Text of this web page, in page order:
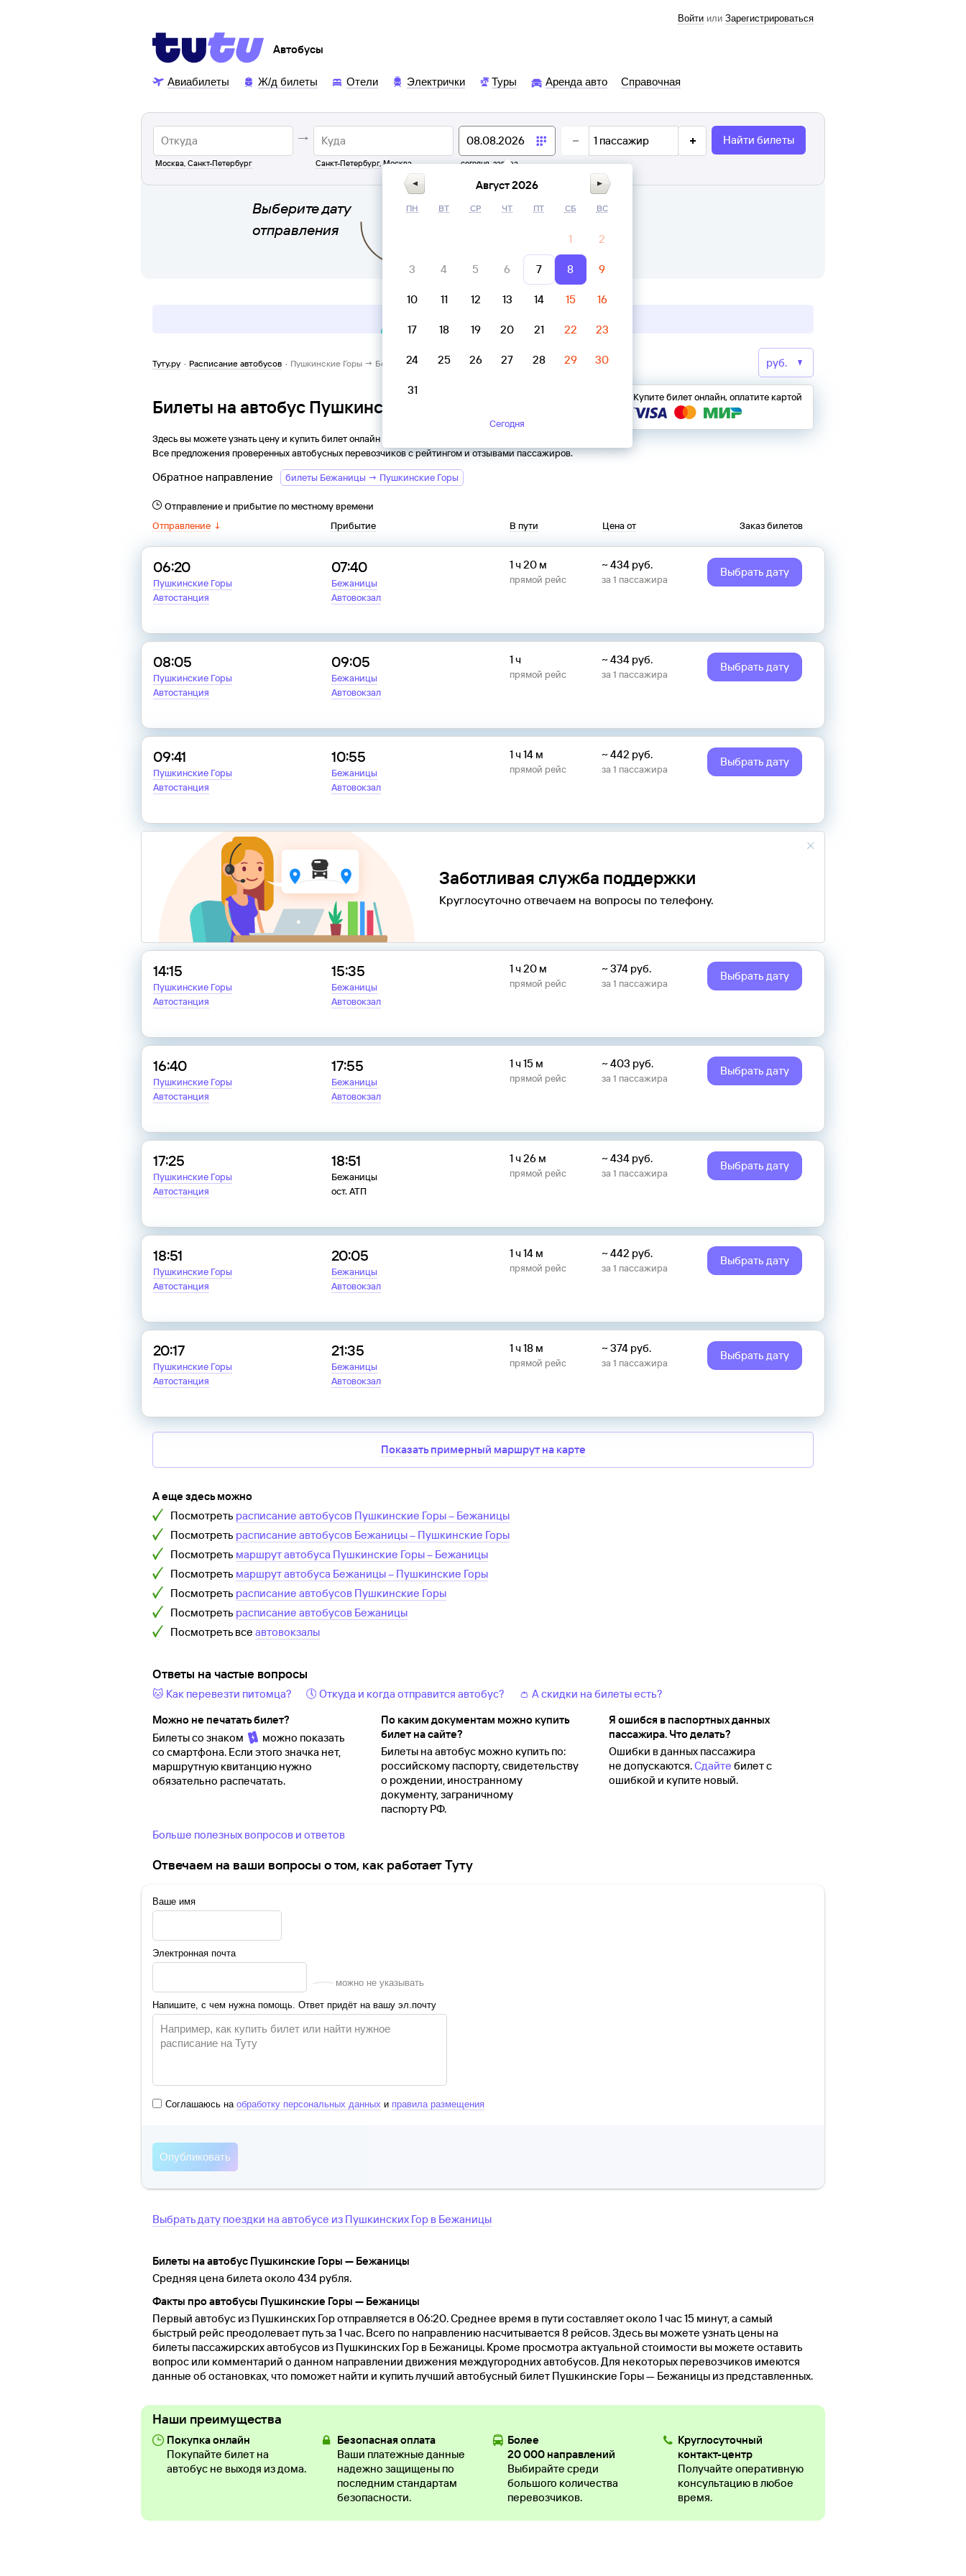
Войти или Зарегистрироваться
Автобусы
Авиабилеты Ж/д билеты Отели Электрички Туры Аренда авто Справочная
Москва, Санкт-Петербург Санкт-Петербург, Москва сегодня, завтра
1 пассажир Найти билеты
Выберите дату
отправления
Туту.ру · Расписание автобусов · Пушкинские Горы → Бежаницы
Билеты на автобус Пушкинские Горы → Бежаницы
Здесь вы можете узнать цену и купить билет онлайн на автобус из
Все предложения проверенных автобусных перевозчиков с рейтингом и отзывами пассажиров.
Купите билет онлайн, оплатите картой
Обратное направление билеты Бежаницы → Пушкинские Горы
Отправление и прибытие по местному времени
Отправление ↓ Прибытие В пути Цена от Заказ билетов
06:20
Пушкинские Горы
Автостанция
07:40
Бежаницы
Автовокзал
1 ч 20 м
прямой рейс
~434 руб.
за1 пассажира
Выбрать дату
08:05
Пушкинские Горы
Автостанция
09:05
Бежаницы
Автовокзал
1 ч
прямой рейс
~434 руб.
за1 пассажира
Выбрать дату
09:41
Пушкинские Горы
Автостанция
10:55
Бежаницы
Автовокзал
1 ч 14 м
прямой рейс
~442 руб.
за1 пассажира
Выбрать дату
Заботливая служба поддержки
Круглосуточно отвечаем на вопросы по телефону.
14:15
Пушкинские Горы
Автостанция
15:35
Бежаницы
Автовокзал
1 ч 20 м
прямой рейс
~374 руб.
за1 пассажира
Выбрать дату
16:40
Пушкинские Горы
Автостанция
17:55
Бежаницы
Автовокзал
1 ч 15 м
прямой рейс
~403 руб.
за1 пассажира
Выбрать дату
17:25
Пушкинские Горы
Автостанция
18:51
Бежаницы
ост. АТП
1 ч 26 м
прямой рейс
~434 руб.
за1 пассажира
Выбрать дату
18:51
Пушкинские Горы
Автостанция
20:05
Бежаницы
Автовокзал
1 ч 14 м
прямой рейс
~442 руб.
за1 пассажира
Выбрать дату
20:17
Пушкинские Горы
Автостанция
21:35
Бежаницы
Автовокзал
1 ч 18 м
прямой рейс
~374 руб.
за1 пассажира
Выбрать дату
Показать примерный маршрут на карте
А еще здесь можно
Посмотреть расписание автобусов Пушкинские Горы– Бежаницы
Посмотреть расписание автобусов Бежаницы– Пушкинские Горы
Посмотреть маршрут автобуса Пушкинские Горы– Бежаницы
Посмотреть маршрут автобуса Бежаницы– Пушкинские Горы
Посмотреть расписание автобусов Пушкинские Горы
Посмотреть расписание автобусов Бежаницы
Посмотреть все автовокзалы
Ответы на частые вопросы
🐱 Как перевезти питомца? 🕔 Откуда и когда отправится автобус?
👛 А скидки на билеты есть?
Можно не печатать билет?
Билеты со знаком
можно показать
со смартфона. Если этого значка нет,
маршрутную квитанцию нужно
обязательно распечатать.
По каким документам можно купить
билет на сайте?
Билеты на автобус можно купить по:
российскому паспорту, свидетельству
о рождении, иностранному
документу, заграничному
паспорту РФ.
Я ошибся в паспортных данных
пассажира. Что делать?
Ошибки в данных пассажира
не допускаются.Сдайте билет с
ошибкой и купите новый.
Больше полезных вопросов и ответов
Отвечаем на ваши вопросы о том, как работает Туту
Ваше имя
Электронная почта
можно не указывать
Напишите, с чем нужна помощь. Ответ придёт на вашу эл.почту
Соглашаюсь на обработку персональных данных и правила размещения
Выбрать дату поездки на автобусе из Пушкинских Гор в Бежаницы
Билеты на автобус Пушкинские Горы — Бежаницы
Средняя цена билета около 434 рубля.
Факты про автобусы Пушкинские Горы — Бежаницы
Первый автобус из Пушкинских Гор отправляется в 06:20. Среднее время в пути составляет около 1 час 15 минут, а самый
быстрый рейс преодолевает путь за 1 час. Всего по направлению насчитывается 8 рейсов. Здесь вы можете узнать цены на
билеты пассажирских автобусов из Пушкинских Гор в Бежаницы. Кроме просмотра актуальной стоимости вы можете оставить
вопрос или комментарий о данном направлении движения междугородних автобусов. Для некоторых перевозчиков имеются
данные об остановках, что поможет найти и купить лучший автобусный билет Пушкинские Горы — Бежаницы из представленных.
Наши преимущества
Покупка онлайн
Покупайте билет на
автобус не выходя из дома.
Безопасная оплата
Ваши платежные данные
надежно защищены по
последним стандартам
безопасности.
Более
20 000 направлений
Выбирайте среди
большого количества
перевозчиков.
Круглосуточный
контакт-центр
Получайте оперативную
консультацию в любое
время.
Август 2026
ПН ВТ СР ЧТ ПТ СБ ВС
1 2
3 4 5 6 7 8 9
10 11 12 13 14 15 16
17 18 19 20 21 22 23
24 25 26 27 28 29 30
31
Сегодня